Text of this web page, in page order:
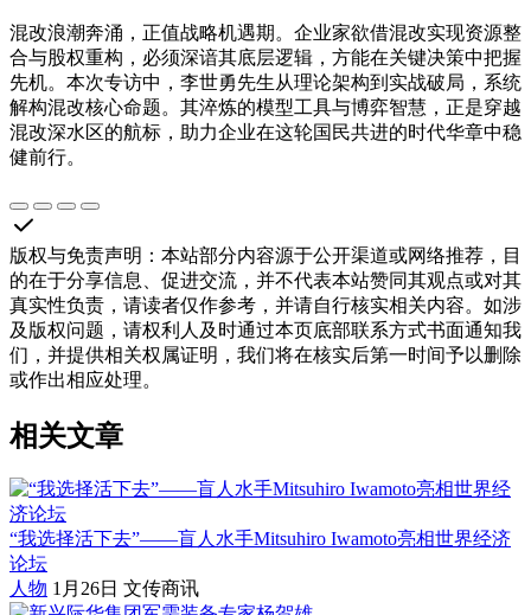
混改浪潮奔涌，正值战略机遇期。企业家欲借混改实现资源整
合与股权重构，必须深谙其底层逻辑，方能在关键决策中把握
先机。本次专访中，李世勇先生从理论架构到实战破局，系统
解构混改核心命题。其淬炼的模型工具与博弈智慧，正是穿越
混改深水区的航标，助力企业在这轮国民共进的时代华章中稳
健前行。
版权与免责声明 ： 本站部分内容源于公开渠道或网络推荐，目
的在于分享信息、促进交流，并不代表本站赞同其观点或对其
真实性负责，请读者仅作参考，并请自行核实相关内容。如涉
及版权问题，请权利人及时通过本页底部联系方式书面通知我
们，并提供相关权属证明，我们将在核实后第一时间予以删除
或作出相应处理。
相关文章
“我选择活下去”——盲人水手Mitsuhiro Iwamoto亮相世界经济
论坛
人物 1月26日 文传商讯